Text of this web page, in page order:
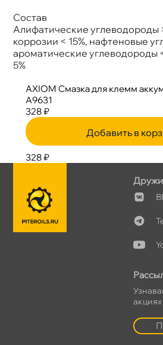
Соста
Алифатические углеводороды
коррозии < 15%, нафтеновые
ароматические углеводороды
5%
AXIOM Смазка для клемм
A9631
328 ₽
Добавить в
328 ₽